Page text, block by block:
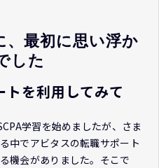
、最初に思い浮か
した
を利用してみて
学習を始めましたが、さま
中でアビタスの転職サポート
機会がありました。そこで